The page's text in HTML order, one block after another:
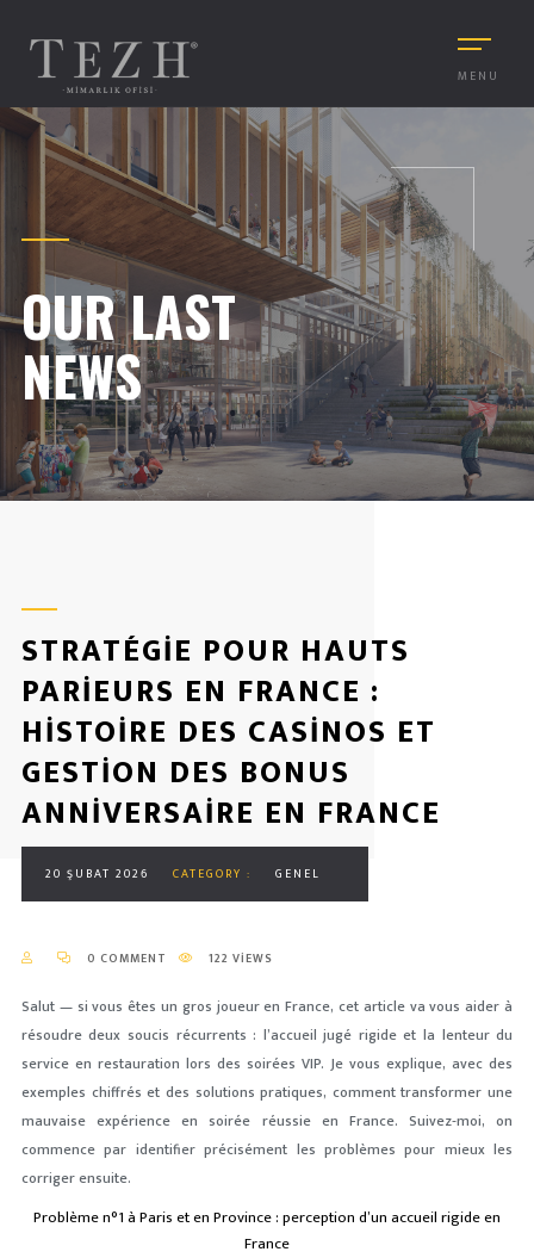
MENU
OUR LAST
NEWS
STRATÉGIE POUR HAUTS
PARIEURS EN FRANCE :
HISTOIRE DES CASINOS ET
GESTION DES BONUS
ANNIVERSAIRE EN FRANCE
20 ŞUBAT 2026 CATEGORY : GENEL
0 COMMENT 122 VIEWS
Salut — si vous êtes un gros joueur en France, cet article va vous aider à
résoudre deux soucis récurrents : l’accueil jugé rigide et la lenteur du
service en restauration lors des soirées VIP. Je vous explique, avec des
exemples chiffrés et des solutions pratiques, comment transformer une
mauvaise expérience en soirée réussie en France. Suivez‑moi, on
commence par identifier précisément les problèmes pour mieux les
corriger ensuite.
Problème n°1 à Paris et en Province : perception d’un accueil rigide en
France